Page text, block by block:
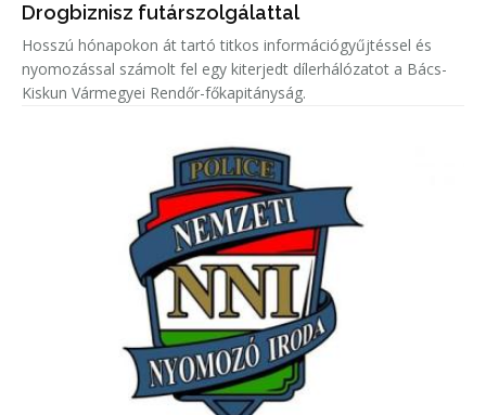
Drogbiznisz futárszolgálattal
Hosszú hónapokon át tartó titkos információgyűjtéssel és
nyomozással számolt fel egy kiterjedt dílerhálózatot a Bács-
Kiskun Vármegyei Rendőr-főkapitányság.